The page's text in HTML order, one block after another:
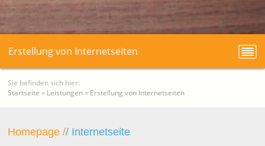
Erstellung von Internetseiten
Sie befinden sich hier:
Startseite » Leistungen » Erstellung von Internetseiten
Homepage // Internetseite